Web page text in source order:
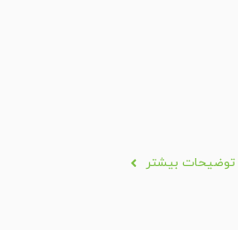
توضیحات بیشتر